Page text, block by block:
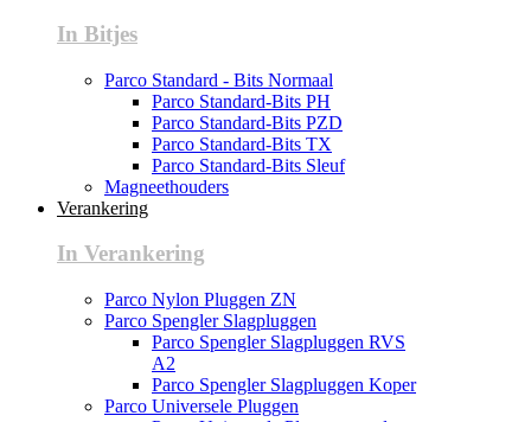
In Bitjes
Parco Standard - Bits Normaal
Parco Standard-Bits PH
Parco Standard-Bits PZD
Parco Standard-Bits TX
Parco Standard-Bits Sleuf
Magneethouders
Verankering
In Verankering
Parco Nylon Pluggen ZN
Parco Spengler Slagpluggen
Parco Spengler Slagpluggen RVS
A2
Parco Spengler Slagpluggen Koper
Parco Universele Pluggen